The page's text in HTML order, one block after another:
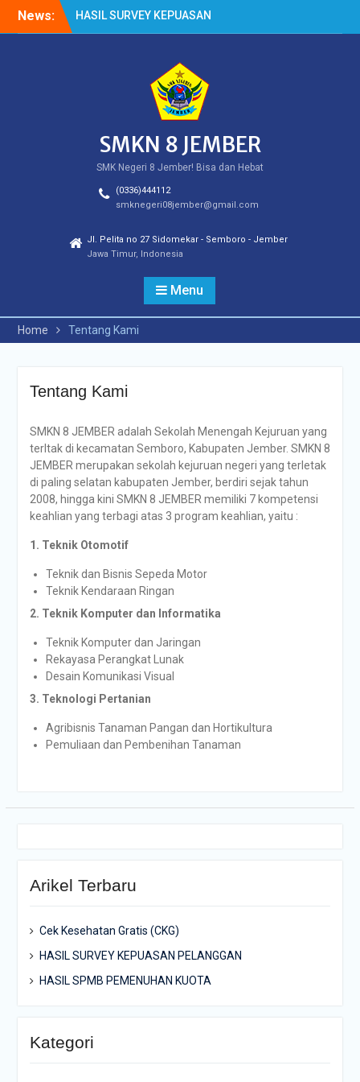
News:
HASIL SURVEY KEPUASAN
PELANGGAN
Cek Kesehatan Gratis
SMKN 8 JEMBER
SMK Negeri 8 Jember! Bisa dan Hebat
(0336)444112
smknegeri08jember@gmail.com
Jl. Pelita no 27 Sidomekar - Semboro - Jember
Jawa Timur, Indonesia
Menu
Home Tentang Kami
Tentang Kami
SMKN 8 JEMBER adalah Sekolah Menengah Kejuruan yang
terltak di kecamatan Semboro, Kabupaten Jember. SMKN 8
JEMBER merupakan sekolah kejuruan negeri yang terletak
di paling selatan kabupaten Jember, berdiri sejak tahun
2008, hingga kini SMKN 8 JEMBER memiliki 7 kompetensi
keahlian yang terbagi atas 3 program keahlian, yaitu :
1. Teknik Otomotif
Teknik dan Bisnis Sepeda Motor
Teknik Kendaraan Ringan
2. Teknik Komputer dan Informatika
Teknik Komputer dan Jaringan
Rekayasa Perangkat Lunak
Desain Komunikasi Visual
3. Teknologi Pertanian
Agribisnis Tanaman Pangan dan Hortikultura
Pemuliaan dan Pembenihan Tanaman
Arikel Terbaru
Cek Kesehatan Gratis (CKG)
HASIL SURVEY KEPUASAN PELANGGAN
HASIL SPMB PEMENUHAN KUOTA
Kategori